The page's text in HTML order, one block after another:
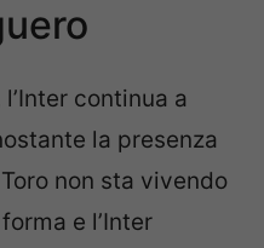
continua a
la presenza
non sta vivendo
e l’Inter